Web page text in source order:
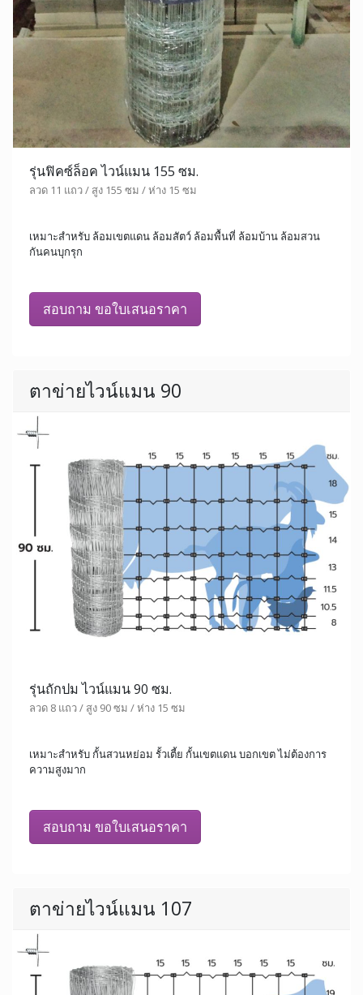
รุ่นฟิคซ์ล็อค ไวน์แมน 155 ซม.
ลวด 11 แถว / สูง 155 ซม / ห่าง 15 ซม
เหมาะสำหรับ ล้อมเขตแดน ล้อมสัตว์ ล้อมพื้นที่ ล้อมบ้าน ล้อมสวน
กันคนบุกรุก
สอบถาม ขอใบเสนอราคา
ตาข่ายไวน์แมน 90
รุ่นถักปม ไวน์แมน 90 ซม.
ลวด 8 แถว / สูง 90 ซม / ห่าง 15 ซม
เหมาะสำหรับ กั้นสวนหย่อม รั้วเตี้ย กั้นเขตแดน บอกเขต ไม่ต้องการ
ความสูงมาก
สอบถาม ขอใบเสนอราคา
ตาข่ายไวน์แมน 107